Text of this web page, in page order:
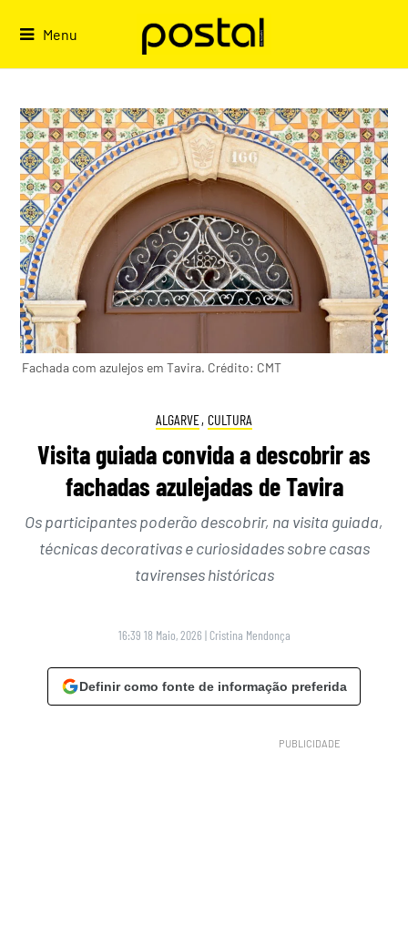
Menu
Fachada com azulejos em Tavira. Crédito: CMT
ALGARVE, CULTURA
Visita guiada convida a descobrir as
fachadas azulejadas de Tavira
Os participantes poderão descobrir, na visita guiada,
técnicas decorativas e curiosidades sobre casas
tavirenses históricas
16:39 18 Maio, 2026 | Cristina Mendonça
Definir como fonte de informação preferida